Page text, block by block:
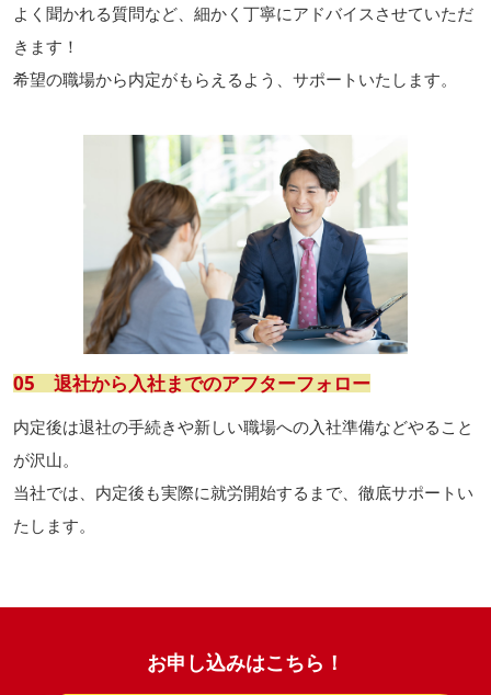
よく聞かれる質問など、細かく丁寧にアドバイスさせていただ
きます！
希望の職場から内定がもらえるよう、サポートいたします。
05 退社から入社までのアフターフォロー
内定後は退社の手続きや新しい職場への入社準備などやること
が沢山。
当社では、内定後も実際に就労開始するまで、徹底サポートい
たします。
お申し込みはこちら！